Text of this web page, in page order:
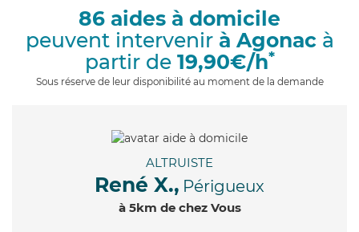
86 aides à domicile
peuvent intervenir à Agonacà
partir de 19,90€/h*
Sous réserve de leur disponibilité au moment de la demande
ALTRUISTE
René X., Périgueux
à 5km de chez Vous